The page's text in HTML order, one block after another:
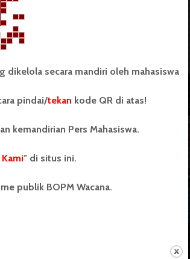
Siber
dikelola secara mandiri oleh mahasiswa
pindai/tekan kode QR di atas!
kemandirian Pers Mahasiswa.
" di situs ini.
publik BOPM Wacana.